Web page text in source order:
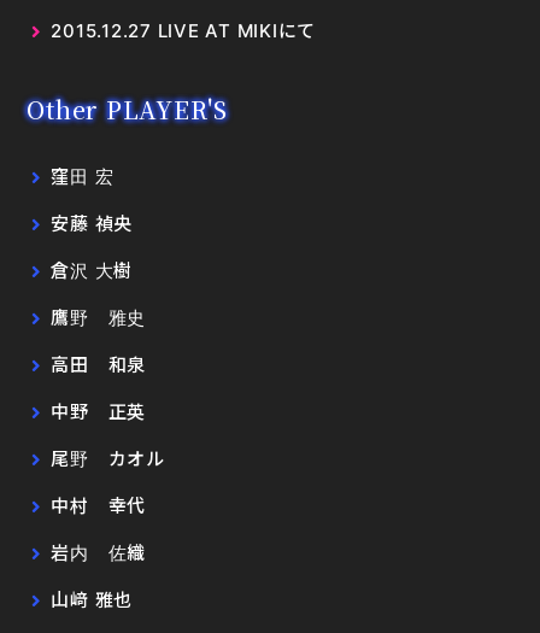
2015.12.27 LIVE AT MIKIにて
Other PLAYER'S
窪田 宏
安藤 禎央
倉沢 大樹
鷹野 雅史
高田 和泉
中野 正英
尾野 カオル
中村 幸代
岩内 佐織
山﨑 雅也